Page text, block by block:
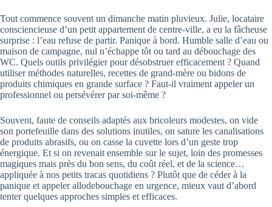
Tout commence souvent un dimanche matin pluvieux. Julie, locataire
consciencieuse d’un petit appartement de centre-ville, a eu la fâcheuse
surprise : l’eau refuse de partir. Panique à bord. Humble salle d’eau ou
maison de campagne, nul n’échappe tôt ou tard au débouchage des
WC. Quels outils privilégier pour désobstruer efficacement ? Quand
utiliser méthodes naturelles, recettes de grand-mère ou bidons de
produits chimiques en grande surface ? Faut-il vraiment appeler un
professionnel ou persévérer par soi-même ?
Souvent, faute de conseils adaptés aux bricoleurs modestes, on vide
son portefeuille dans des solutions inutiles, on sature les canalisations
de produits abrasifs, ou on casse la cuvette lors d’un geste trop
énergique. Et si on revenait ensemble sur le sujet, loin des promesses
magiques mais près du bon sens, du coût réel, et de la science…
appliquée à nos petits tracas quotidiens ? Plutôt que de céder à la
panique et appeler allodebouchage en urgence, mieux vaut d’abord
tenter quelques approches simples et efficaces.